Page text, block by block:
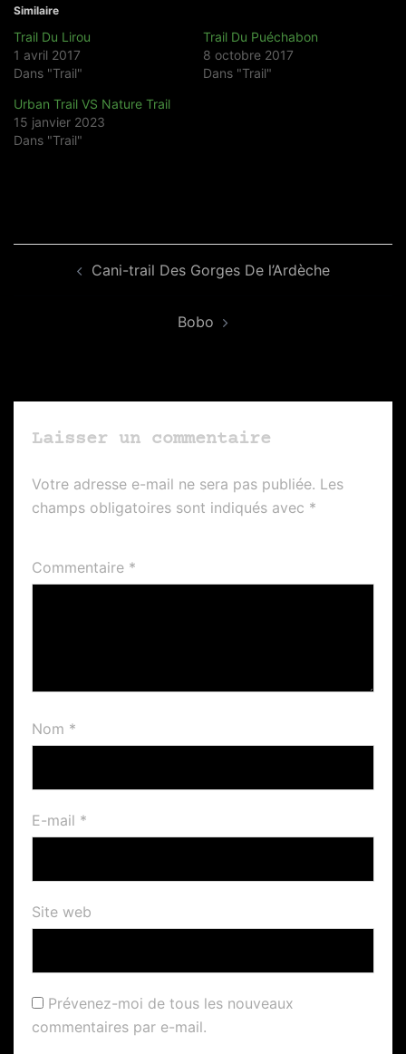
Similaire
Trail Du Lirou
1 avril 2017
Dans "Trail"
Trail Du Puéchabon
8 octobre 2017
Dans "Trail"
Urban Trail VS Nature Trail
15 janvier 2023
Dans "Trail"
d’articleCani-trail Des Gorges De l’Ardèche
Bobo
Laisser un commentaire
Votre adresse e-mail ne sera pas publiée. Les
champs obligatoires sont indiqués avec *
Commentaire *
Nom *
E-mail *
Site web
Prévenez-moi de tous les nouveaux
commentaires par e-mail.